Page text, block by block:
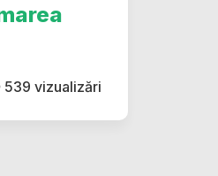
539 vizualizări